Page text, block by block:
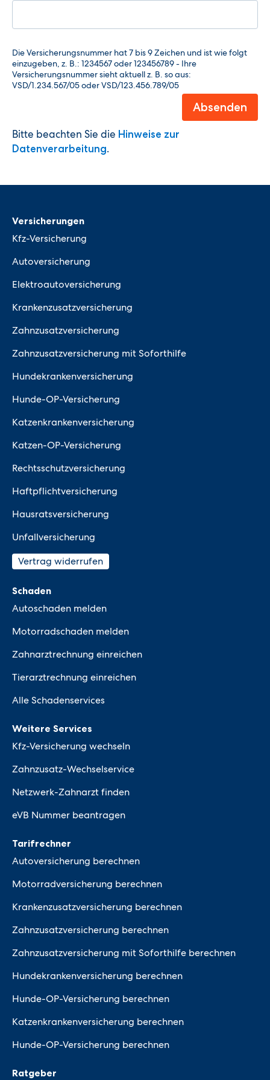
Bitte beachten Sie die Hinweise zur
Datenverarbeitung.
Versicherungen
Kfz-Versicherung
Autoversicherung
Elektroautoversicherung
Krankenzusatzversicherung
Zahnzusatzversicherung
Zahnzusatzversicherung mit Soforthilfe
Hundekrankenversicherung
Hunde-OP-Versicherung
Katzenkrankenversicherung
Katzen-OP-Versicherung
Rechtsschutzversicherung
Haftpflichtversicherung
Hausratsversicherung
Unfallversicherung
Vertrag widerrufen
Schaden
Autoschaden melden
Motorradschaden melden
Zahnarztrechnung einreichen
Tierarztrechnung einreichen
Alle Schadenservices
Weitere Services
Kfz-Versicherung wechseln
Zahnzusatz-Wechselservice
Netzwerk-Zahnarzt finden
eVB Nummer beantragen
Tarifrechner
Autoversicherung berechnen
Motorradversicherung berechnen
Krankenzusatzversicherung berechnen
Zahnzusatzversicherung berechnen
Zahnzusatzversicherung mit Soforthilfe berechnen
Hundekrankenversicherung berechnen
Hunde-OP-Versicherung berechnen
Katzenkrankenversicherung berechnen
Hunde-OP-Versicherung berechnen
Ratgeber